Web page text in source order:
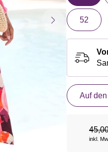
52
Auf den
inkl.